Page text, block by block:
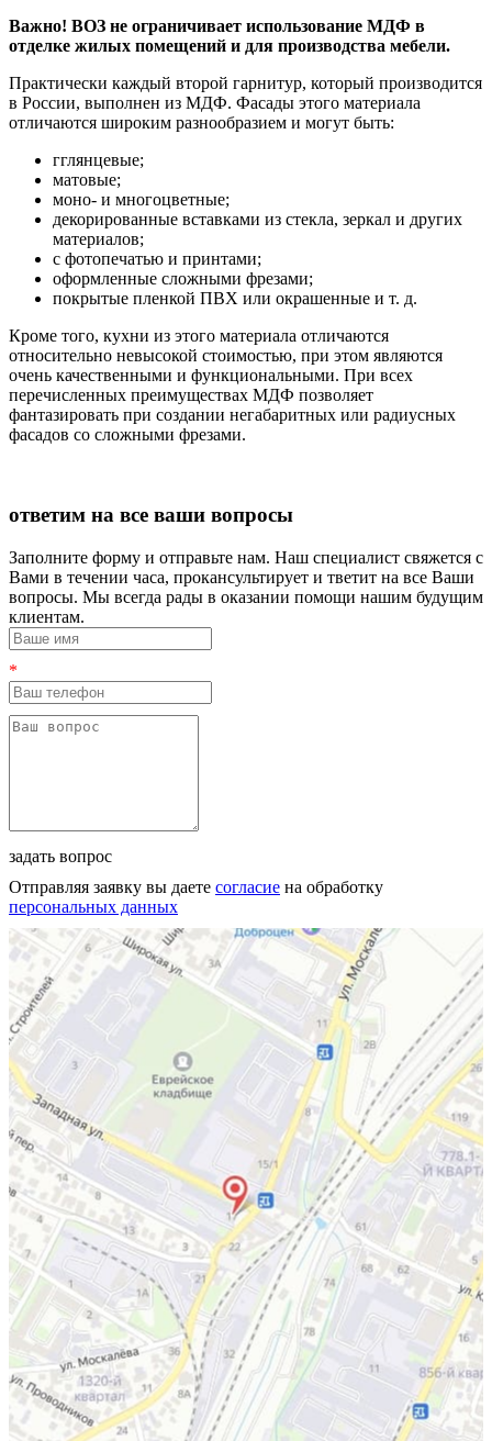
Важно! ВОЗ не ограничивает использование МДФ в
отделке жилых помещений и для производства мебели.
Практически каждый второй гарнитур, который производится
в России, выполнен из МДФ. Фасады этого материала
отличаются широким разнообразием и могут быть:
гглянцевые;
матовые;
моно- и многоцветные;
декорированные вставками из стекла, зеркал и других
материалов;
с фотопечатью и принтами;
оформленные сложными фрезами;
покрытые пленкой ПВХ или окрашенные и т. д.
Кроме того, кухни из этого материала отличаются
относительно невысокой стоимостью, при этом являются
очень качественными и функциональными. При всех
перечисленных преимуществах МДФ позволяет
фантазировать при создании негабаритных или радиусных
фасадов со сложными фрезами.
ответим на все ваши вопросы
Заполните форму и отправьте нам. Наш специалист свяжется с
Вами в течении часа, прокансультирует и тветит на все Ваши
вопросы. Мы всегда рады в оказании помощи нашим будущим
клиентам.
*
задать вопрос
Отправляя заявку вы даете согласие на обработку
персональных данных